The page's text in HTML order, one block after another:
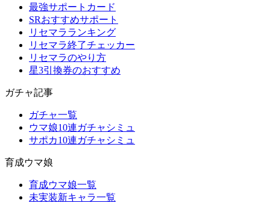
最強サポートカード
SRおすすめサポート
リセマラランキング
リセマラ終了チェッカー
リセマラのやり方
星3引換券のおすすめ
ガチャ記事
ガチャ一覧
ウマ娘10連ガチャシミュ
サポカ10連ガチャシミュ
育成ウマ娘
育成ウマ娘一覧
未実装新キャラ一覧